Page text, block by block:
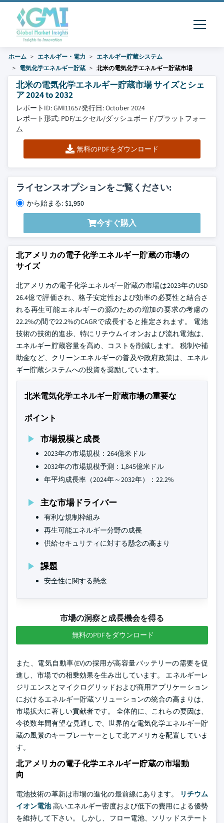
ホーム エネルギー・電力
エネルギー貯蔵システム
電気化学エネルギー貯蔵
北米の電気化学エネルギー貯蔵市場
北米の電気化学エネルギー貯蔵市場 サイズとシェ
ア 2024 to 2032
レポートID: GMI11657発行日: October 2024
レポート形式: PDF/エクセル/ダッシュボード/プラットフォー
ム
無料のPDFをダウンロード
ライセンスオプションをご覧ください:
から始まる: $1,950
今すぐ購入
北アメリカの電子化学エネルギー貯蔵の市場の
サイズ
北アメリカの電子化学エネルギー貯蔵の市場は2023年のUSD
26.4億で評価され、格子安定性および効率の必要性と結合さ
れる再生可能エネルギーの源のための増加の要求の考慮の
22.2%の間で22.2%のCAGRで成長すると推定されます。 電池
技術の技術的進歩、特にリチウムイオンおよび流れ電池は、
エネルギー貯蔵容量を高め、コストを削減します。 税制や補
助金など、クリーンエネルギーの普及や政府政策は、エネル
ギー貯蔵システムへの投資を奨励しています。
北米電気化学エネルギー貯蔵市場の重要な
ポイント
市場規模と成長
2023年の市場規模：264億米ドル
2032年の市場規模予測：1,845億米ドル
年平均成長率（2024年～2032年）：22.2%
主な市場ドライバー
有利な規制枠組み
再生可能エネルギー分野の成長
供給セキュリティに対する懸念の高まり
課題
安全性に関する懸念
市場の洞察と成長機会を得る
無料のPDFをダウンロード
また、電気自動車(EV)の採用が高容量バッテリーの需要を促
進し、市場での相乗効果を生み出しています。 エネルギーレ
ジリエンスとマイクログリッドおよび商用アプリケーション
におけるエネルギー貯蔵ソリューションの統合の高まりは、
市場拡大に著しい貢献者です。 全体的に、これらの要因は、
今後数年間有望な見通しで、世界的な電気化学エネルギー貯
蔵の風景のキープレーヤーとして北アメリカを配置していま
す。
北アメリカの電子化学エネルギー貯蔵の市場動
向
電池技術の革新は市場の進化の最前線にあります。
リチウム
イオン電池高いエネルギー密度および低下の費用による優勢
を維持して下さい。 しかし、フロー電池、ソリッドステート